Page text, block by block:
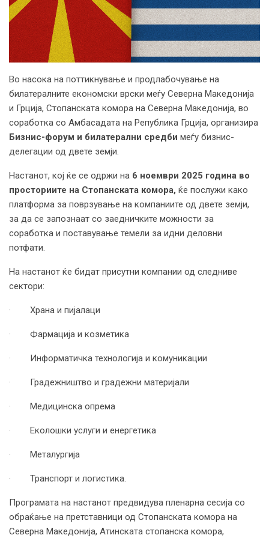
Во насока на поттикнување и продлабочување на
билатералните економски врски меѓу Северна Македонија
и Грција, Стопанската комора на Северна Македонија, во
соработка со Амбасадата на Република Грција, организира
Бизнис-форум и билатерални средби меѓу бизнис-
делегации од двете земји.
Настанот, кој ќе се одржи на 6 ноември 2025 година во
просториите на Стопанската комора, ќе послужи како
платформа за поврзување на компаниите од двете земји,
за да се запознаат со заедничките можности за
соработка и поставување темели за идни деловни
потфати.
На настанот ќе бидат присутни компании од следниве
сектори:
· Храна и пијалаци
· Фармација и козметика
· Информатичка технологија и комуникации
· Градежништво и градежни материјали
· Медицинска опрема
· Еколошки услуги и енергетика
· Металургија
· Транспорт и логистика.
Програмата на настанот предвидува пленарна сесија со
обраќање на претставници од Стопанската комора на
Северна Македонија, Атинската стопанска комора,